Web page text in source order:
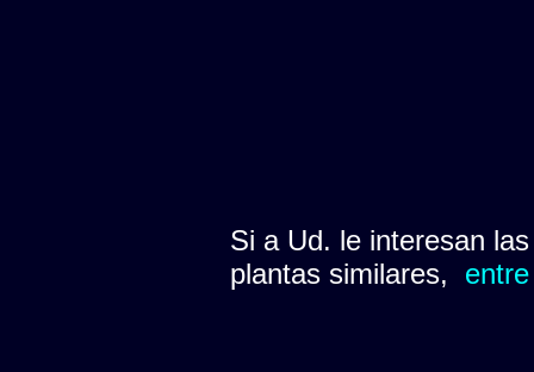
Si a Ud. le interesan
plantas similares,